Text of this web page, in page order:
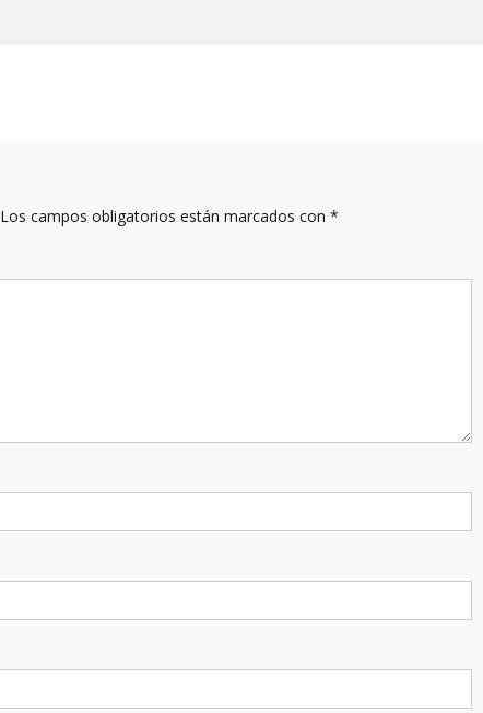
Los campos obligatorios están marcados con *